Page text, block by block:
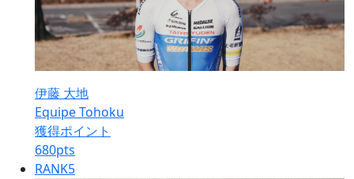
伊藤 大地
Equipe Tohoku
獲得ポイント
680pts
RANK5